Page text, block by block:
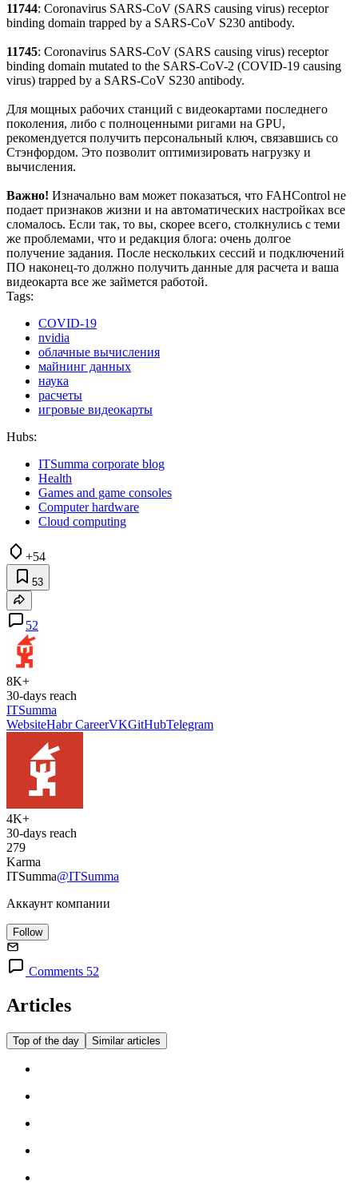
11744: Coronavirus SARS-CoV (SARS causing virus) receptor
binding domain trapped by a SARS-CoV S230 antibody.
11745: Coronavirus SARS-CoV (SARS causing virus) receptor
binding domain mutated to the SARS-CoV-2 (COVID-19 causing
virus) trapped by a SARS-CoV S230 antibody.
Для мощных рабочих станций с видеокартами последнего
поколения, либо с полноценными ригами на GPU,
рекомендуется получить персональный ключ, связавшись со
Стэнфордом. Это позволит оптимизировать нагрузку и
вычисления.
Важно! Изначально вам может показаться, что FAHControl не
подает признаков жизни и на автоматических настройках все
сломалось. Если так, то вы, скорее всего, столкнулись с теми
же проблемами, что и редакция блога: очень долгое
получение задания. После нескольких сессий и подключений
ПО наконец-то должно получить данные для расчета и ваша
видеокарта все же займется работой.
Tags:
COVID-19
nvidia
облачные вычисления
майнинг данных
наука
расчеты
игровые видеокарты
Hubs:
ITSumma corporate blog
Health
Games and game consoles
Computer hardware
Cloud computing
+54
53
52
8K+
30-days reach
ITSumma
WebsiteHabr CareerVKGitHubTelegram
4K+
30-days reach
279
Karma
ITSumma@ITSumma
Аккаунт компании
Follow
Comments 52
Articles
Top of the day Similar articles